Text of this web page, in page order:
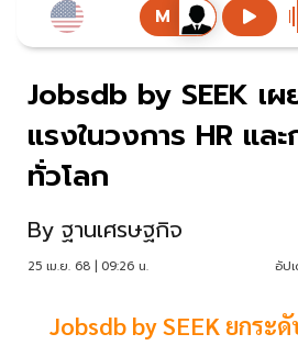
Jobsdb by SEEK เ
แรงในวงการ HR แล
ทั่วโลก
By ฐานเศรษฐกิจ
25 เม.ย. 68 | 09:26 น. อัป
Jobsdb by SEEK ยกระ